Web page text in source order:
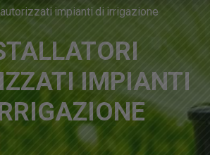
impianti di irrigazione
IMPIANTI